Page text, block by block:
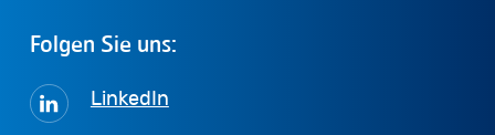
Folgen Sie uns:
LinkedIn